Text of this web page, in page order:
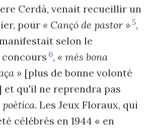
Cerdà, venait recueillir un
pour « Cançó de pastor »5,
selon le
6,« més bona
» [plus de bonne volonté
et qu'il ne reprendra pas
. Les Jeux Floraux, qui
célébrés en 1944 « en